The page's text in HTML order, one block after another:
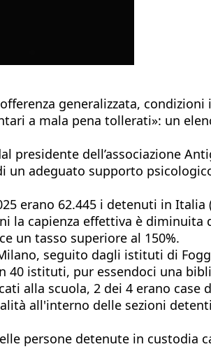
generalizzata,
a mala pena tollerati»: un
dell’associazione
un adeguato supporto
erano 62.445 i detenuti in
la capienza effettiva è
un tasso superiore al 150%.
seguito dagli istituti di
istituti, pur essendoci una
alla scuola, 2 dei 4 erano
all'interno delle sezioni
persone detenute in custodia